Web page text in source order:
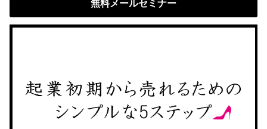
無料メールセミナー